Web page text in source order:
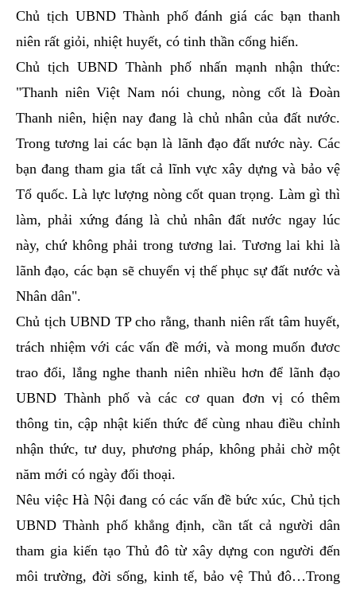
Chủ tịch UBND Thành phố đánh giá các bạn thanh
niên rất giỏi, nhiệt huyết, có tinh thần cống hiến.
Chủ tịch UBND Thành phố nhấn mạnh nhận thức:
"Thanh niên Việt Nam nói chung, nòng cốt là Đoàn
Thanh niên, hiện nay đang là chủ nhân của đất nước.
Trong tương lai các bạn là lãnh đạo đất nước này. Các
bạn đang tham gia tất cả lĩnh vực xây dựng và bảo vệ
Tổ quốc. Là lực lượng nòng cốt quan trọng. Làm gì thì
làm, phải xứng đáng là chủ nhân đất nước ngay lúc
này, chứ không phải trong tương lai. Tương lai khi là
lãnh đạo, các bạn sẽ chuyển vị thế phục sự đất nước và
Nhân dân".
Chủ tịch UBND TP cho rằng, thanh niên rất tâm huyết,
trách nhiệm với các vấn đề mới, và mong muốn đươc
trao đổi, lắng nghe thanh niên nhiều hơn để lãnh đạo
UBND Thành phố và các cơ quan đơn vị có thêm
thông tin, cập nhật kiến thức để cùng nhau điều chỉnh
nhận thức, tư duy, phương pháp, không phải chờ một
năm mới có ngày đối thoại.
Nêu việc Hà Nội đang có các vấn đề bức xúc, Chủ tịch
UBND Thành phố khẳng định, cần tất cả người dân
tham gia kiến tạo Thủ đô từ xây dựng con người đến
môi trường, đời sống, kinh tế, bảo vệ Thủ đô…Trong